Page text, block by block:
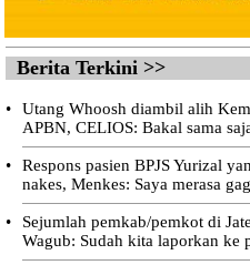
Berita Terkini >>
•
Utang Whoosh diambil alih
APBN, CELIOS: Bakal sama
•
Respons pasien BPJS Yurizal
nakes, Menkes: Saya merasa
•
Sejumlah pemkab/pemkot di
Wagub: Sudah kita laporkan ke